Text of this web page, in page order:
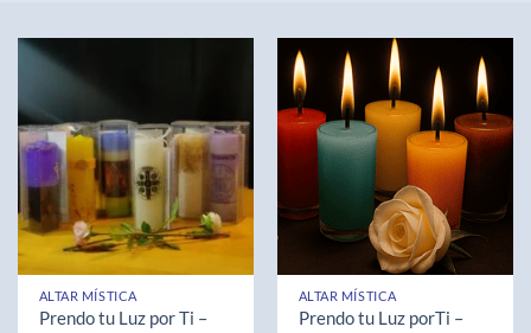
ALTAR MÍSTICA
Prendo tu Luz por Ti –
ALTAR MÍSTICA
Prendo tu Luz porTi –